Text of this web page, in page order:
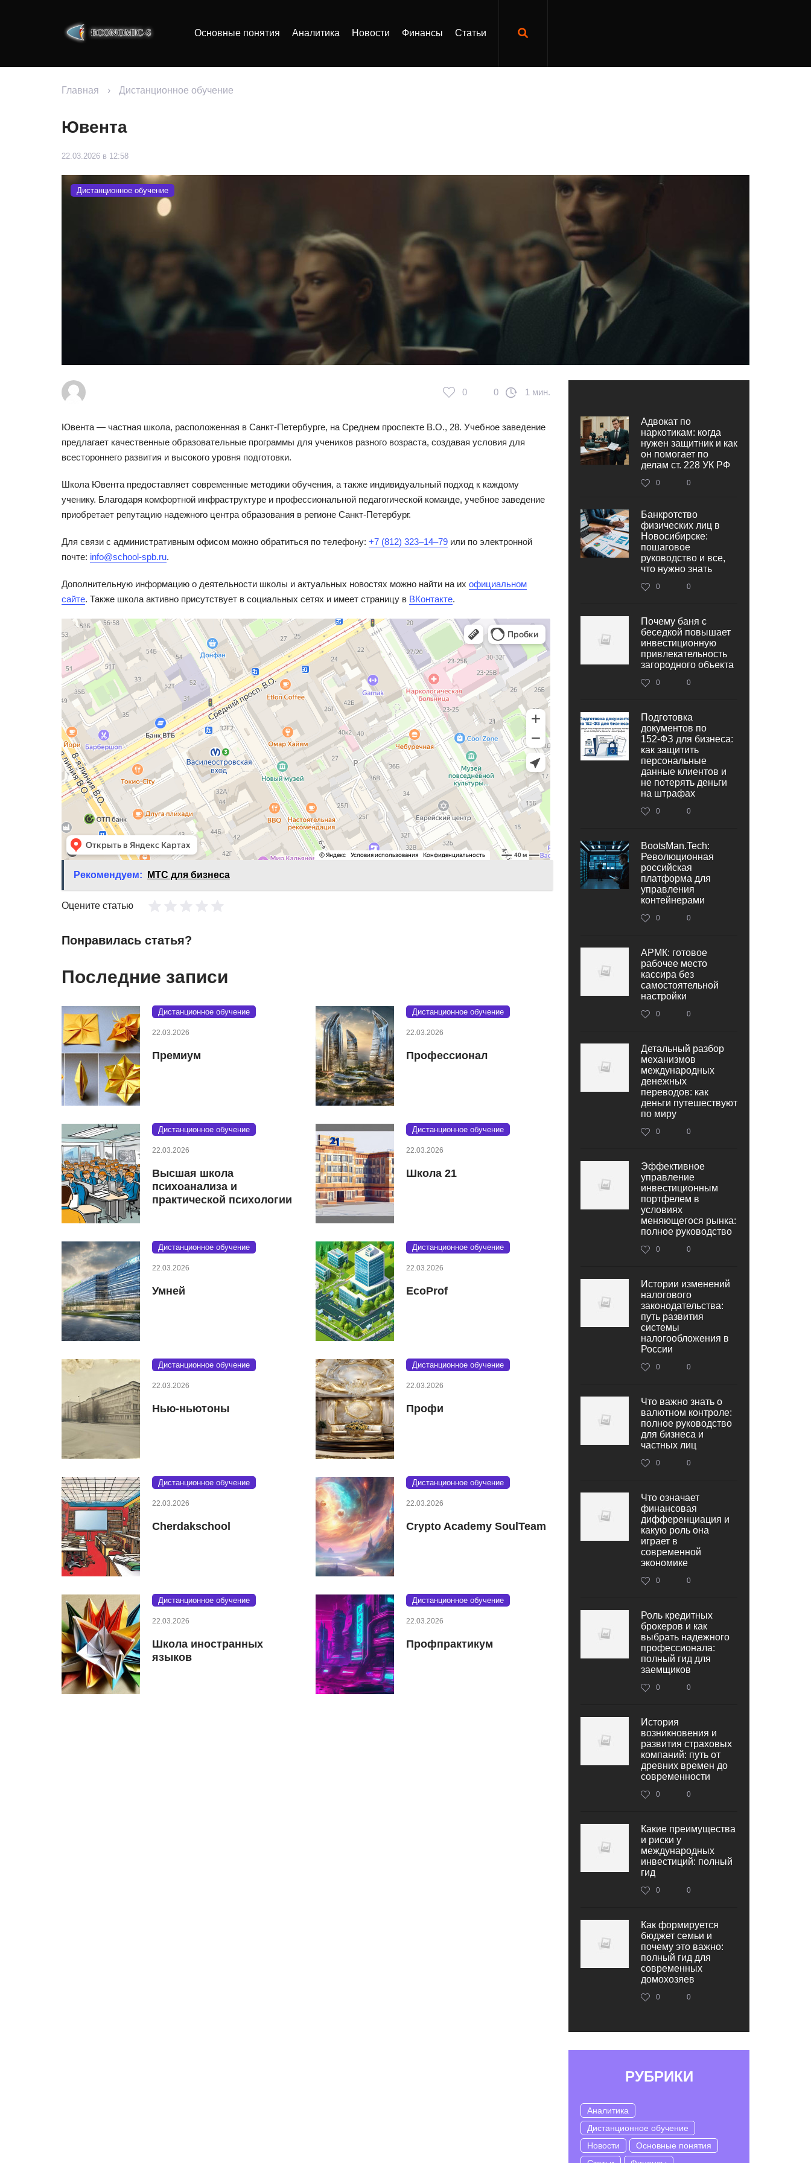
Основные понятия Аналитика Новости Финансы Статьи
Главная › Дистанционное обучение
Ювента
22.03.2026 в 12:58
Дистанционное обучение
0 0 1 мин.
Ювента — частная школа, расположенная в Санкт-Петербурге, на Среднем проспекте В.О., 28. Учебное заведение
предлагает качественные образовательные программы для учеников разного возраста, создавая условия для
всестороннего развития и высокого уровня подготовки.
Школа Ювента предоставляет современные методики обучения, а также индивидуальный подход к каждому
ученику. Благодаря комфортной инфраструктуре и профессиональной педагогической команде, учебное заведение
приобретает репутацию надежного центра образования в регионе Санкт-Петербург.
Для связи с административным офисом можно обратиться по телефону: +7 (812) 323‒14‒79 или по электронной
почте: info@school-spb.ru.
Дополнительную информацию о деятельности школы и актуальных новостях можно найти на их официальном
сайте. Также школа активно присутствует в социальных сетях и имеет страницу в ВКонтакте.
Рекомендуем: МТС для бизнеса
Оцените статью
Понравилась статья?
Последние записи
Дистанционное обучение
22.03.2026
Премиум
Дистанционное обучение
22.03.2026
Профессионал
Дистанционное обучение
22.03.2026
Высшая школа
психоанализа и
практической психологии
Дистанционное обучение
22.03.2026
Школа 21
Дистанционное обучение
22.03.2026
Умней
Дистанционное обучение
22.03.2026
EcoProf
Дистанционное обучение
22.03.2026
Нью-ньютоны
Дистанционное обучение
22.03.2026
Профи
Дистанционное обучение
22.03.2026
Cherdakschool
Дистанционное обучение
22.03.2026
Crypto Academy SoulTeam
Дистанционное обучение
22.03.2026
Школа иностранных
языков
Дистанционное обучение
22.03.2026
Профпрактикум
Адвокат по
наркотикам: когда
нужен защитник и как
он помогает по
делам ст. 228 УК РФ
0 0
Банкротство
физических лиц в
Новосибирске:
пошаговое
руководство и все,
что нужно знать
0 0
Почему баня с
беседкой повышает
инвестиционную
привлекательность
загородного объекта
0 0
Подготовка
документов по
152‑ФЗ для бизнеса:
как защитить
персональные
данные клиентов и
не потерять деньги
на штрафах
0 0
BootsMan.Tech:
Революционная
российская
платформа для
управления
контейнерами
0 0
АРМК: готовое
рабочее место
кассира без
самостоятельной
настройки
0 0
Детальный разбор
механизмов
международных
денежных
переводов: как
деньги путешествуют
по миру
0 0
Эффективное
управление
инвестиционным
портфелем в
условиях
меняющегося рынка:
полное руководство
0 0
Истории изменений
налогового
законодательства:
путь развития
системы
налогообложения в
России
0 0
Что важно знать о
валютном контроле:
полное руководство
для бизнеса и
частных лиц
0 0
Что означает
финансовая
дифференциация и
какую роль она
играет в
современной
экономике
0 0
Роль кредитных
брокеров и как
выбрать надежного
профессионала:
полный гид для
заемщиков
0 0
История
возникновения и
развития страховых
компаний: путь от
древних времен до
современности
0 0
Какие преимущества
и риски у
международных
инвестиций: полный
гид
0 0
Как формируется
бюджет семьи и
почему это важно:
полный гид для
современных
домохозяев
0 0
РУБРИКИ
Аналитика
Дистанционное обучение
Новости
Основные понятия